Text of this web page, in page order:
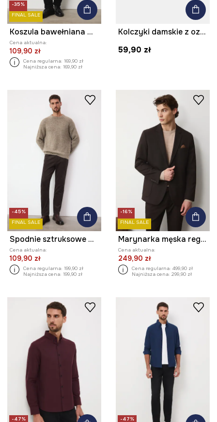
-35%
FINAL SALE
Koszula bawełniana męska z kołnierzykiem klasycznym melanżowa
Cena aktualna:
109,90 zł
Cena regularna: 169,90 zł
Najniższa cena: 169,90 zł
Kolczyki damskie z ozdobnymi kryształkami
59,90 zł
-45%
FINAL SALE
Spodnie sztruksowe męskie regular
Cena aktualna:
109,90 zł
Cena regularna: 199,90 zł
Najniższa cena: 199,90 zł
-16%
FINAL SALE
Marynarka męska regular z drobnym wzorem
Cena aktualna:
249,90 zł
Cena regularna: 499,90 zł
Najniższa cena: 299,90 zł
-47% -47%